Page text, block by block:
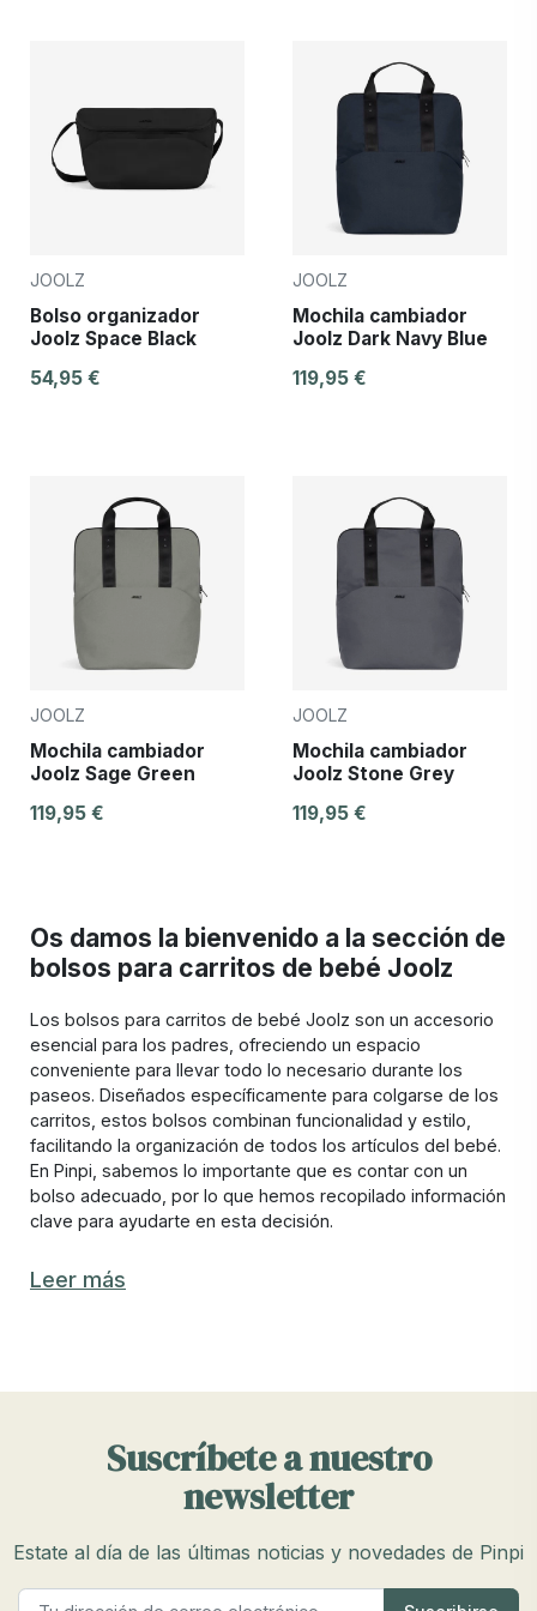
JOOLZ
Bolso organizador
Joolz Space Black
54,95 €
JOOLZ
Mochila cambiador
Joolz Dark Navy Blue
119,95 €
JOOLZ
Mochila cambiador
Joolz Sage Green
119,95 €
JOOLZ
Mochila cambiador
Joolz Stone Grey
119,95 €
Os damos la bienvenido a la sección de
bolsos para carritos de bebé Joolz
Los bolsos para carritos de bebé Joolz son un accesorio
esencial para los padres, ofreciendo un espacio
conveniente para llevar todo lo necesario durante los
paseos. Diseñados específicamente para colgarse de los
carritos, estos bolsos combinan funcionalidad y estilo,
facilitando la organización de todos los artículos del bebé.
En Pinpi, sabemos lo importante que es contar con un
bolso adecuado, por lo que hemos recopilado información
clave para ayudarte en esta decisión.
Características de los bolsos para carritos
de bebé Joolz recomendados
garantizar la máxima comodidad y funcionalidad. Los
calidad, diseño y practicidad.
Materiales de alta calidad:Los mejores bolsos para
y resistentes que aseguran una larga vida útil. En Pinpi,
Leer más
Suscríbete a nuestro
newsletter
Estate al día de las últimas noticias y novedades de Pinpi